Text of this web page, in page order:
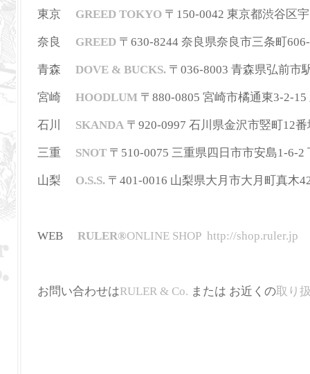
東京 GREED TOKYO 〒150-0042 東京都渋谷区
奈良 GREED 〒630-8244 奈良県奈良市三条町
青森 DOVE & BUCKS. 〒036-8003 青森県弘前市
宮崎 HOODLUM 〒880-0805 宮崎市橘通東3-2-
石川 SKANDA 〒920-0997 石川県金沢市竪町12
三重 SNOT 〒510-0075 三重県四日市市安島1-6-
山梨 O.S.S. 〒401-0016 山梨県大月市大月町真木
WEB RULER®ONLINE SHOP http://shop.ruler.jp
お問い合わせはRULER & Co. または お近くの取り